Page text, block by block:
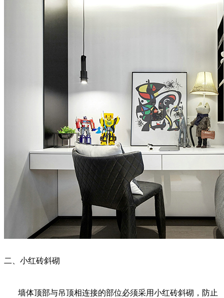
二、小红砖斜砌
墙体顶部与吊顶相连接的部位必须采用小红砖斜砌，防止